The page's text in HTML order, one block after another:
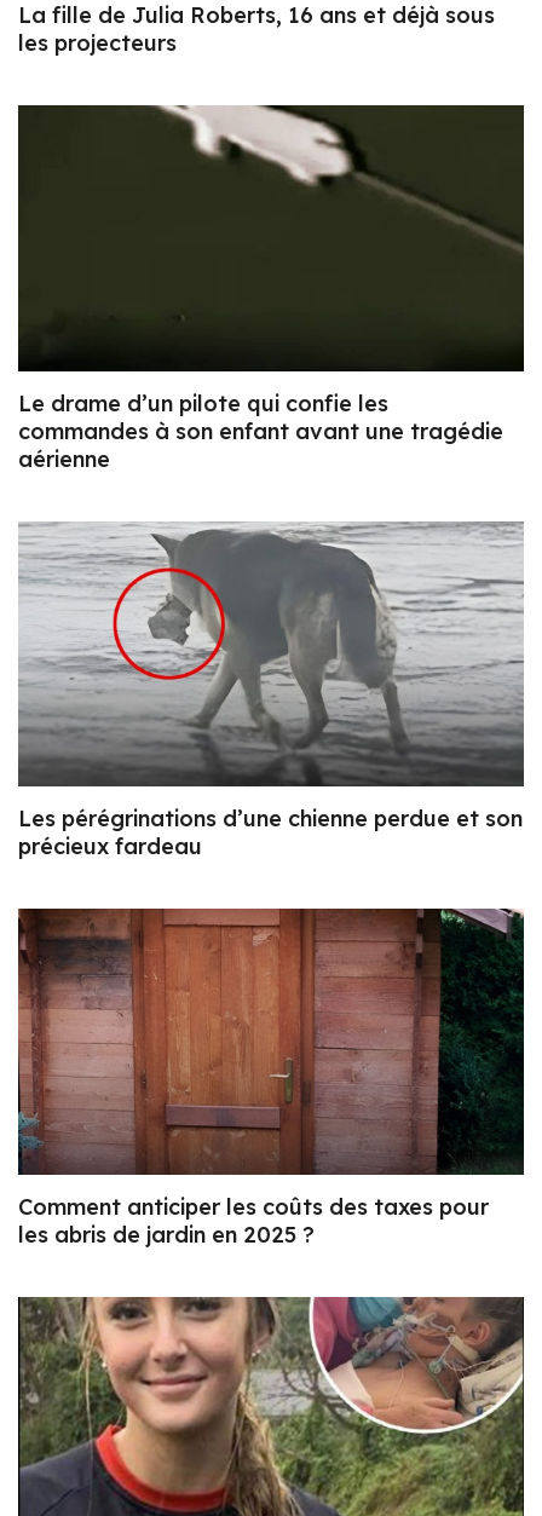
La fille de Julia Roberts, 16 ans et déjà sous
les projecteurs
Le drame d’un pilote qui confie les
commandes à son enfant avant une tragédie
aérienne
Les pérégrinations d’une chienne perdue et son
précieux fardeau
Comment anticiper les coûts des taxes pour
les abris de jardin en 2025 ?